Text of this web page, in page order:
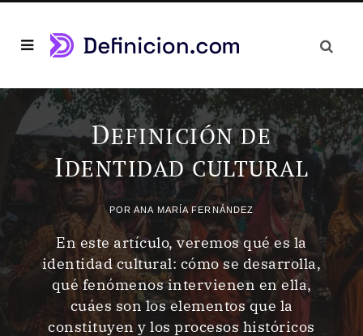
DEFINICIÓN DE
IDENTIDAD CULTURAL
PORANA MARÍA FERNÁNDEZ
En este artículo, veremos qué es la
identidad cultural: cómo se desarrolla,
qué fenómenos intervienen en ella,
cuáes son los elementos que la
constituyen y los procesos históricos